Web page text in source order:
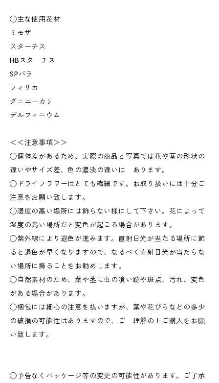
◯主な使用花材
ミモザ
スターチス
HBスターチス
SPバラ
フィリカ
グニユーカリ
デルフィニウム
＜＜注意事項＞＞
◯個体差があるため、実際の商品と写真では花や茎の形状の
違いやサイズ差、色の濃淡の違いは あります。
◯ドライフラワーはとても繊細です。お取り扱いには十分ご
注意をお願い致します。
◯湿度の高い場所には飾らない様にして下さい。花によって
湿度の高い場所だと変色が起こる場合があります。
◯紫外線により退色が進みます。直射日光が当たる場所に飾
ると退色が早くなりますので、なるべく直射日光が当たらな
い場所に飾ることをお勧めします。
◯自然素材のため、葉や茎に虫の喰い跡や斑点、汚れ、変色
がある場合があります。
◯梱包には細心の注意を払いますが、葉や花びらなどの多少
の破損の可能性はありますので、ご 理解の上ご購入をお願
い致します。
◯予告なくパッケージ等の変更の可能性があります。ご了承